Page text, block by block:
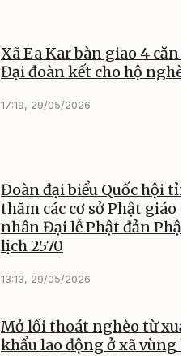
Xã Ea Kar bàn giao 4 căn
Đại đoàn kết cho hộ
17:19, 29/05/2026
Đoàn đại biểu Quốc hội
thăm các cơ sở Phật giáo
nhân Đại lễ Phật đản Phật
lịch 2570
13:13, 29/05/2026
Mở lối thoát nghèo từ
khẩu lao động ở xã vùng